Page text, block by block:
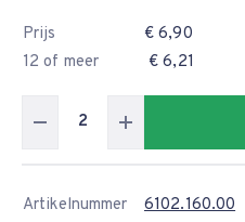
Prijs
€ 6,90
12 of meer
€ 6,21
Artikelnummer
6102.160.00